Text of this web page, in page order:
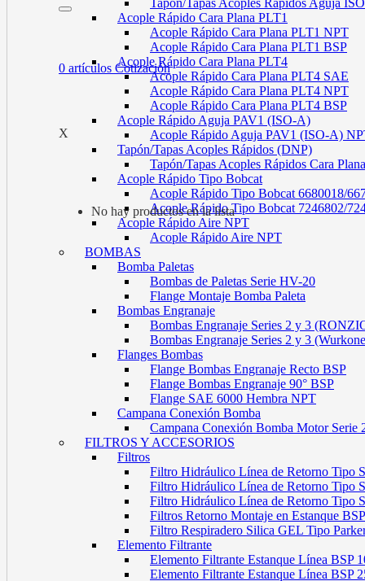
0 artículos Cotización
X
No hay productos en la lista
Tapón/Tapas Acoples Rápidos Aguja
Acople Rápido Cara Plana PLT1
Acople Rápido Cara Plana PLT1 NPT
Acople Rápido Cara Plana PLT1 BSP
Acople Rápido Cara Plana PLT4
Acople Rápido Cara Plana PLT4 SAE
Acople Rápido Cara Plana PLT4 NPT
Acople Rápido Cara Plana PLT4 BSP
Acople Rápido Aguja PAV1 (ISO-A)
Acople Rápido Aguja PAV1 (ISO-A)
Tapón/Tapas Acoples Rápidos (DNP)
Tapón/Tapas Acoples Rápidos Cara
Acople Rápido Tipo Bobcat
Acople Rápido Tipo Bobcat 6680018/
Acople Rápido Tipo Bobcat 7246802/
Acople Rápido Aire NPT
Acople Rápido Aire NPT
BOMBAS
Bomba Paletas
Bombas de Paletas Serie HV-20
Flange Montaje Bomba Paleta
Bombas Engranaje
Bombas Engranaje Series 2 y 3
Bombas Engranaje Series 2 y 3
Flanges Bombas
Flange Bombas Engranaje Recto BSP
Flange Bombas Engranaje 90° BSP
Flange SAE 6000 Hembra NPT
Campana Conexión Bomba
Campana Conexión Bomba Motor Serie
FILTROS Y ACCESORIOS
Filtros
Filtro Hidráulico Línea de Retorno Tipo
Filtro Hidráulico Línea de Retorno Tipo
Filtro Hidráulico Línea de Retorno Tipo
Filtros Retorno Montaje en Estanque BSP
Filtro Respiradero Silica GEL Tipo
Elemento Filtrante
Elemento Filtrante Estanque Línea BSP
Elemento Filtrante Estanque Línea BSP